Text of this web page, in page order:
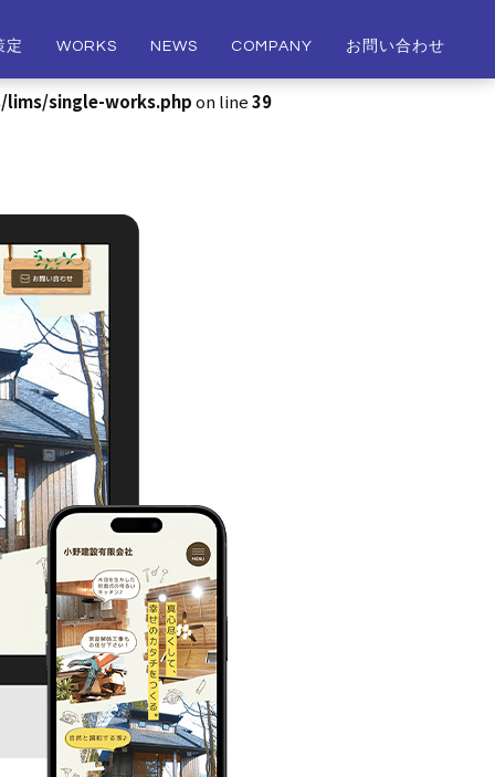
定 WORKS NEWS COMPANY お問い合わせ
single-works.phpon line39